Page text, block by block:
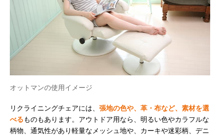
オットマンの使用イメージ
リクライニングチェアには、 張地の色や、革・布など、素材を選
べるものもあります。アウトドア用なら、明るい色やカラフルな
柄物、通気性があり軽量なメッシュ地や、カーキや迷彩柄、デニ